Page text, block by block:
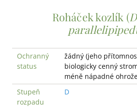
Roháček kozlík (
Ochranný
status
žádný (jeho
biologicky cenný
méně nápadné
Stupeň
rozpadu
D